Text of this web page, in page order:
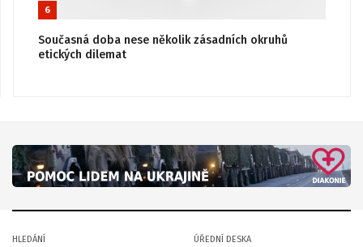
6
Současná doba nese několik zásadních okruhů
etických dilemat
HLEDÁNÍ
ÚŘEDNÍ DESKA